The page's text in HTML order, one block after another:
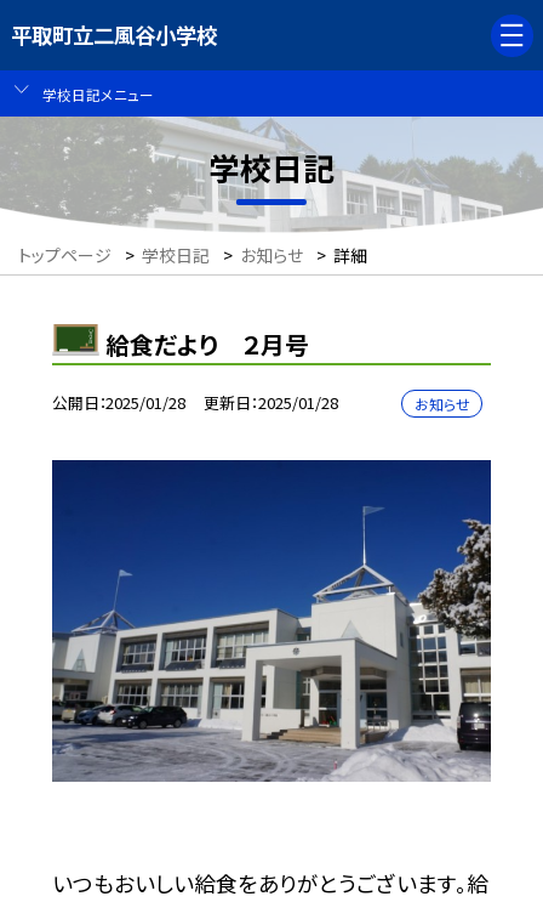
平取町立二風谷小学校
学校日記メニュー
学校日記
トップページ > 学校日記 > お知らせ > 詳細
給食だより ２月号
公開日 2025/01/28 更新日 2025/01/28 お知らせ
いつもおいしい給食をありがとうございます。給